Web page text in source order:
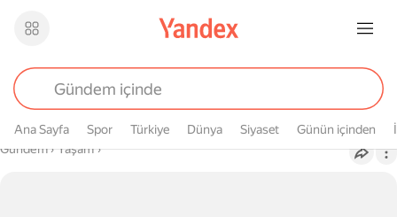
Ana Sayfa Spor Türkiye Dünya Siyaset Günün içinden
Buradasın
Gündem› Yaşam›